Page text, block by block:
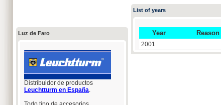
Luz de Faro
Distribuidor de productos
Leuchtturm en España.
List of years
Year Reason
2001